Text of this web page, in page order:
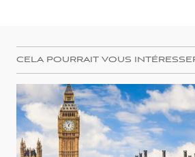
CELA POURRAIT VOUS